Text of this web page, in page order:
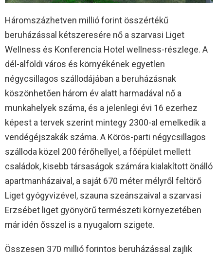
Háromszázhetven millió forint összértékű
beruházással kétszeresére nő a szarvasi Liget
Wellness és Konferencia Hotel wellness-részlege. A
dél-alföldi város és környékének egyetlen
négycsillagos szállodájában a beruházásnak
köszönhetően három év alatt harmadával nő a
munkahelyek száma, és a jelenlegi évi 16 ezerhez
képest a tervek szerint mintegy 2300-al emelkedik a
vendégéjszakák száma. A Körös-parti négycsillagos
szálloda közel 200 férőhellyel, a főépület mellett
családok, kisebb társaságok számára kialakított önálló
apartmanházaival, a saját 670 méter mélyről feltörő
Liget gyógyvizével, szauna szeánszaival a szarvasi
Erzsébet liget gyönyörű természeti környezetében
már idén ősszel is a nyugalom szigete.
Összesen 370 millió forintos beruházással zajlik